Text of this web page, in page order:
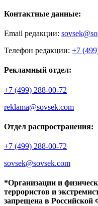
Контактные данные:
Email редакции:
Телефон редакции: +7
Рекламный отдел:
+7 (499) 288-00-72
reklama@sovsek.com
Отдел распространения:
+7 (499) 288-00-72
sovsek@sovsek.com
*Организации и
террористов и
запрещена в Российской